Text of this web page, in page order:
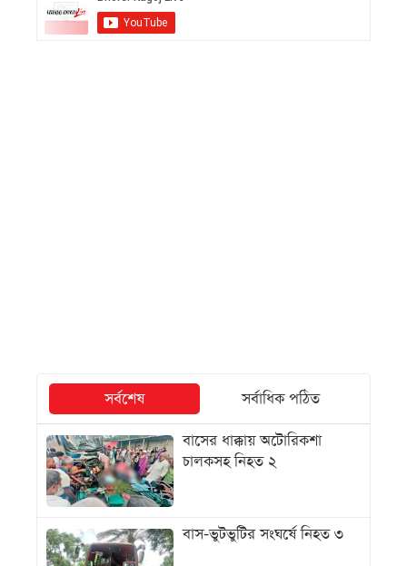
সর্বশেষ
সর্বাধিক পঠিত
বাসের ধাক্কায় অটোরিকশা
চালকসহ নিহত ২
বাস-ভুটভুটির সংঘর্ষে নিহত ৩